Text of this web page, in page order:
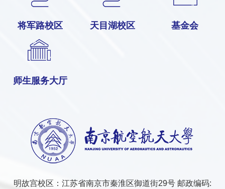
将军路校区 天目湖校区 基金会
师生服务大厅
明故宫校区：江苏省南京市秦淮区御道街29号 邮政编码: